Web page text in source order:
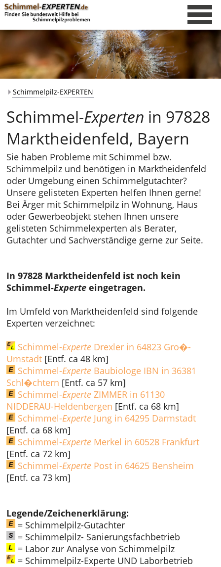
Schimmelpilz-EXPERTEN
Schimmel-Experten in 97828
Marktheidenfeld, Bayern
Sie haben Probleme mit Schimmel bzw.
Schimmelpilz und benötigen in Marktheidenfeld
oder Umgebung einen Schimmelgutachter?
Unsere gelisteten Experten helfen Ihnen gerne!
Bei Ärger mit Schimmelpilz in Wohnung, Haus
oder Gewerbeobjekt stehen Ihnen unsere
gelisteten Schimmelexperten als Berater,
Gutachter und Sachverständige gerne zur Seite.
In 97828 Marktheidenfeld ist noch kein
Schimmel-Experte eingetragen.
Im Umfeld von Marktheidenfeld sind folgende
Experten verzeichnet:
Schimmel-Experte Drexler in 64823 Gro�-
Umstadt [Entf. ca 48 km]
Schimmel-Experte Baubiologe IBN in 36381
Schl�chtern [Entf. ca 57 km]
Schimmel-Experte ZIMMER in 61130
NIDDERAU-Heldenbergen [Entf. ca 68 km]
Schimmel-Experte Jung in 64295 Darmstadt
[Entf. ca 68 km]
Schimmel-Experte Merkel in 60528 Frankfurt
[Entf. ca 72 km]
Schimmel-Experte Post in 64625 Bensheim
[Entf. ca 73 km]
Legende/Zeichenerklärung:
= Schimmelpilz-Gutachter
= Schimmelpilz- Sanierungsfachbetrieb
= Labor zur Analyse von Schimmelpilz
= Schimmelpilz-Experte UND Laborbetrieb